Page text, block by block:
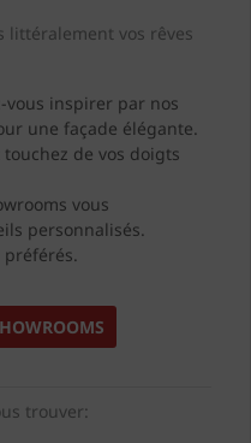
littéralement vos rêves
vous inspirer par nos
une façade élégante.
de vos doigts
vous
personnalisés.
préférés.
trouver: